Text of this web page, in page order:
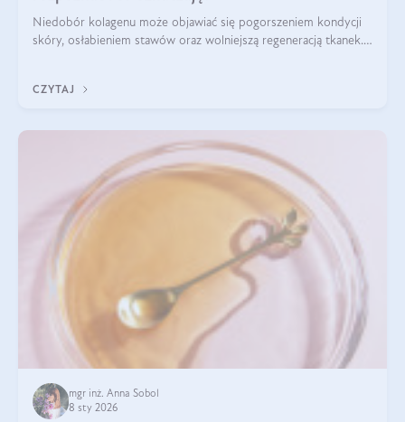
Niedobór kolagenu może objawiać się pogorszeniem kondycji
skóry, osłabieniem stawów oraz wolniejszą regeneracją tkanek.
osłabienie włosów.
CZYTAJ
mgr inż. Anna Sobol
8 sty 2026